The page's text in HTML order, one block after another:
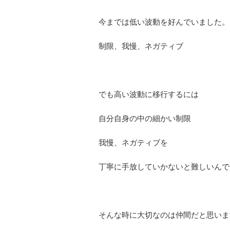
今までは低い波動を好んでいました。
制限、我慢、ネガティブ
でも高い波動に移行するには
自分自身の中の細かい制限
我慢、ネガティブを
丁寧に手放していかないと難しいんで
そんな時に大切なのは仲間だと思いま